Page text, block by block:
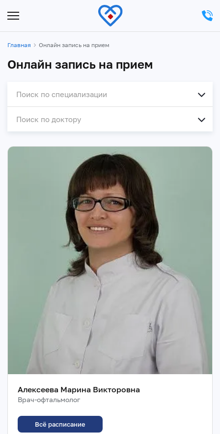
Главная Онлайн запись на прием
Онлайн запись на прием
Поиск по специализации
Поиск по доктору
Алексеева Марина Викторовна
Врач-офтальмолог
Всё расписание